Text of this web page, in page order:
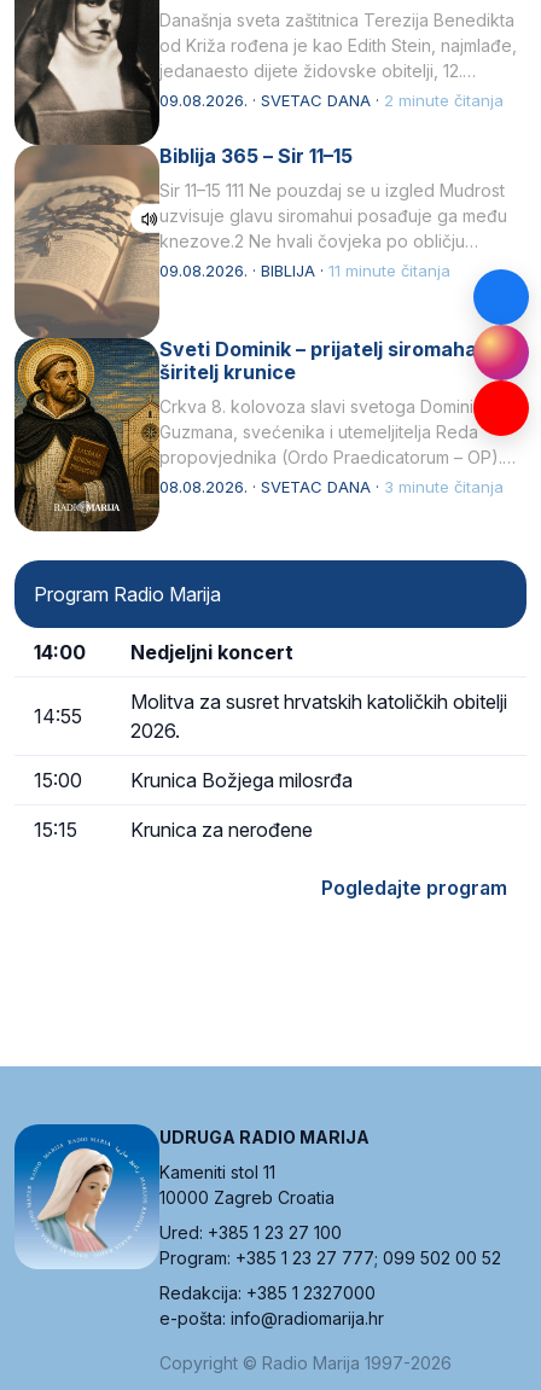
Današnja sveta zaštitnica Terezija Benedikta
od Križa rođena je kao Edith Stein, najmlađe,
jedanaesto dijete židovske obitelji, 12.
listopada 1891, u Wrocławu…
09.08.2026. · SVETAC DANA · 2 minute čitanja
Biblija 365 – Sir 11–15
Sir 11–15 111 Ne pouzdaj se u izgled Mudrost
uzvisuje glavu siromahui posađuje ga među
knezove.2 Ne hvali čovjeka po obličju
njegovui…
09.08.2026. · BIBLIJA · 11 minute čitanja
Sveti Dominik – prijatelj siromaha i
širitelj krunice
Crkva 8. kolovoza slavi svetoga Dominika
Guzmana, svećenika i utemeljitelja Reda
propovjednika (Ordo Praedicatorum – OP).
Svojim životom, dubokom ljubavlju prema
08.08.2026. · SVETAC DANA · 3 minute čitanja
Program Radio Marija
14:00 Nedjeljni koncert
14:55
Molitva za susret hrvatskih katoličkih obitelji
2026.
15:00 Krunica Božjega milosrđa
15:15 Krunica za nerođene
Pogledajte program
UDRUGA RADIO MARIJA
Kameniti stol 11
10000 Zagreb Croatia
Ured: +385 1 23 27 100
Program: +385 1 23 27 777; 099 502 00 52
Redakcija: +385 1 2327000
e-pošta: info@radiomarija.hr
Copyright © Radio Marija 1997-2026